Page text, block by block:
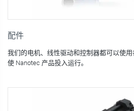
配件
我们的电机、线性驱动和控制器都可以使
使 Nanotec 产品投入运行。